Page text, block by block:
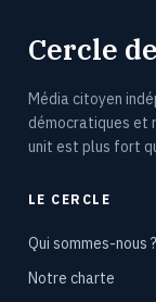
Cercle
Média citoyen
démocratiques et
unit est plus fort
LE CERCLE
Qui sommes-nous ?
Notre charte